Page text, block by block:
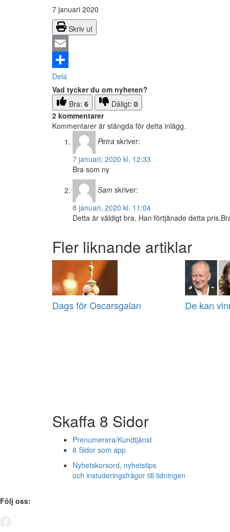
7 januari 2020
Skriv ut
Email
Dela
Vad tycker du om nyheten?
Bra: 6 Dåligt: 0
2 kommentarer
Kommentarer är stängda för detta inlägg.
Petra skriver:
7 januari, 2020 kl. 12:33
Bra som ny
Sam skriver:
8 januari, 2020 kl. 11:04
Detta är väldigt bra. Han förtjänade detta
Fler liknande artiklar
Dags för Oscarsgalan De kan
Skaffa 8 Sidor
Prenumerera/Kundtjänst
8 Sidor som app
Nyhetskorsord, nyhetstips
och instuderingsfrågor till tidningen
Följ oss: